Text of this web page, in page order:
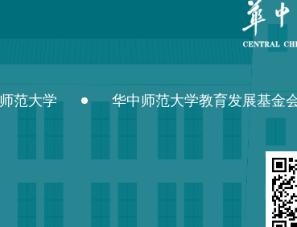
范大学 华中师范大学教育发展基金